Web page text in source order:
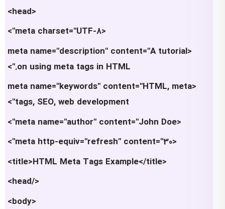
<head>
<meta charset="UTF-8">
<meta name="description" content="A tutorial
on using meta tags in HTML.">
<meta name="keywords" content="HTML, meta
tags, SEO, web development">
<meta name="author" content="John Doe">
<meta http-equiv="refresh" content="30">
<title>HTML Meta Tags Example</title>
</head>
<body>